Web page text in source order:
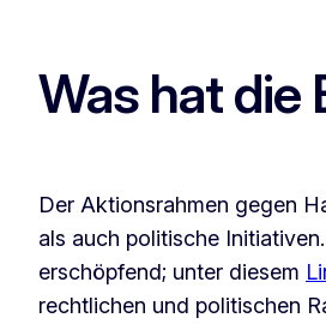
Was hat die
Der Aktionsrahmen gegen
als auch politische
erschöpfend; unter diesem
rechtlichen und politischen